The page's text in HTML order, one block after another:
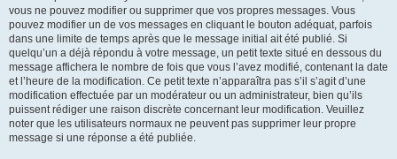
vous ne pouvez modifier ou supprimer que vos propres messages. Vous
pouvez modifier un de vos messages en cliquant le bouton adéquat, parfois
dans une limite de temps après que le message initial ait été publié. Si
quelqu’un a déjà répondu à votre message, un petit texte situé en dessous du
message affichera le nombre de fois que vous l’avez modifié, contenant la date
et l’heure de la modification. Ce petit texte n’apparaîtra pas s’il s’agit d’une
modification effectuée par un modérateur ou un administrateur, bien qu’ils
puissent rédiger une raison discrète concernant leur modification. Veuillez
noter que les utilisateurs normaux ne peuvent pas supprimer leur propre
message si une réponse a été publiée.